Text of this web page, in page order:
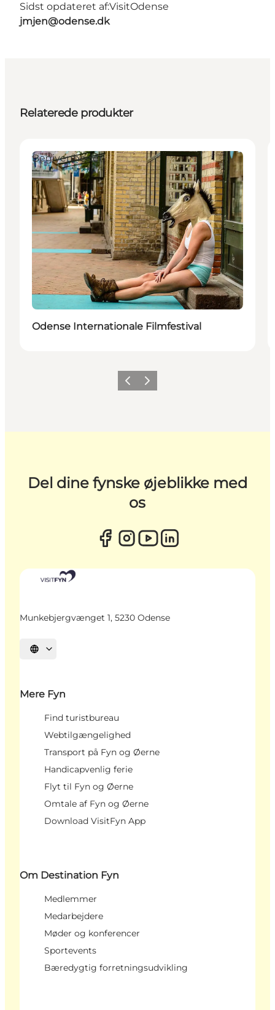
Sidst opdateret af:VisitOdense
jmjen@odense.dk
Relaterede produkter
Begivenheder
Odense Internationale Filmfestival
ForrigeNæste
Del dine fynske øjeblikke med
os
Munkebjergvænget 1, 5230 Odense
Vælg sprog
Mere Fyn
Find turistbureau
Webtilgængelighed
Transport på Fyn og Øerne
Handicapvenlig ferie
Flyt til Fyn og Øerne
Omtale af Fyn og Øerne
Download VisitFyn App
Om Destination Fyn
Medlemmer
Medarbejdere
Møder og konferencer
Sportevents
Bæredygtig forretningsudvikling